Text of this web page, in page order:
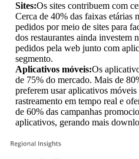
Sites:Os sites contribuem com
Cerca de 40% das faixas etárias
pedidos por meio de sites para
dos restaurantes ainda investem
pedidos pela web junto com
segmento.
Aplicativos móveis:Os
de 75% do mercado. Mais de
preferem usar aplicativos
rastreamento em tempo real e
de 60% das campanhas
aplicativos, gerando mais